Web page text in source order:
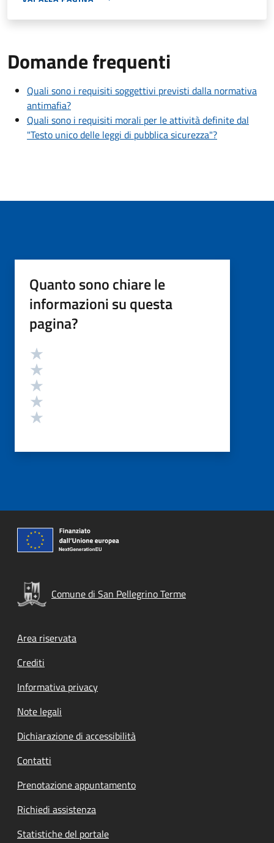
Domande frequenti
Quali sono i requisiti soggettivi previsti dalla normativa
antimafia?
Quali sono i requisiti morali per le attività definite dal
"Testo unico delle leggi di pubblica sicurezza"?
Quanto sono chiare le
informazioni su questa
pagina?
Valutazione
Comune di San Pellegrino Terme
Footer menu
Area riservata
Crediti
Informativa privacy
Note legali
Dichiarazione di accessibilità
Contatti
Prenotazione appuntamento
Richiedi assistenza
Statistiche del portale